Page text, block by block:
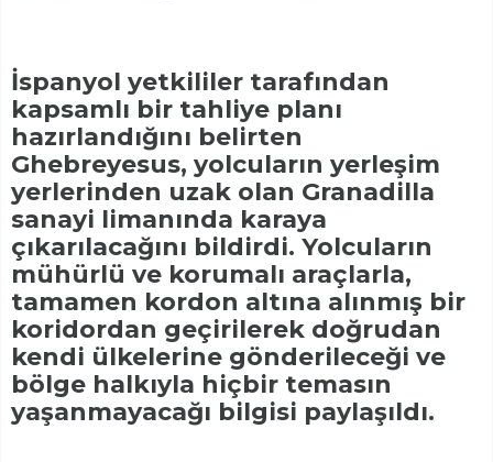
İspanyol yetkililer tarafından
kapsamlı bir tahliye planı
hazırlandığını belirten
Ghebreyesus, yolcuların yerleşim
yerlerinden uzak olan Granadilla
sanayi limanında karaya
çıkarılacağını bildirdi. Yolcuların
mühürlü ve korumalı araçlarla,
tamamen kordon altına alınmış bir
koridordan geçirilerek doğrudan
kendi ülkelerine gönderileceği ve
bölge halkıyla hiçbir temasın
yaşanmayacağı bilgisi paylaşıldı.